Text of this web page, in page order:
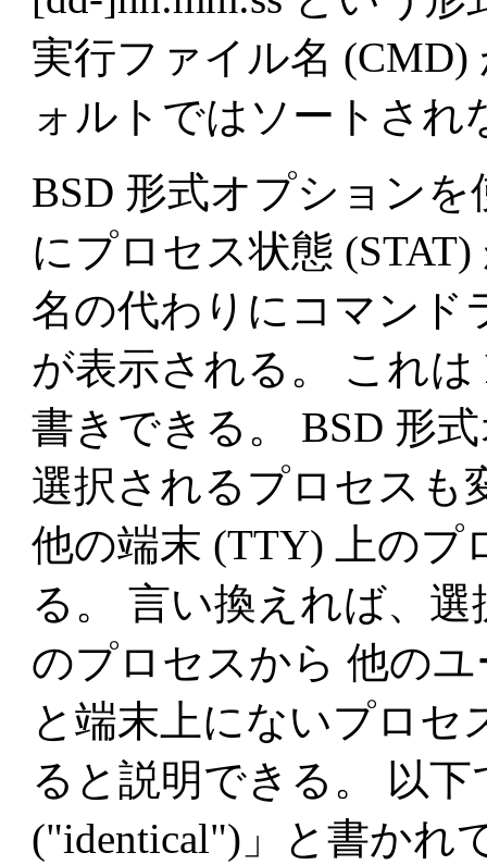
実行ファイル名
ォルトではソートされ
BSD 形式オプション
にプロセス状態
名の代わりにコマンド
が表示される。 これは
書きできる。 BSD 形
選択されるプロセスも
他の端末 (TTY) 上の
る。 言い換えれば、
のプロセスから 他の
と端末上にないプロセ
ると説明できる。 以
("identical")」と書かれ